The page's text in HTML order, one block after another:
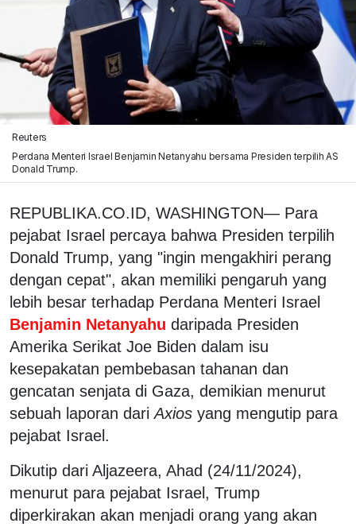
Reuters
Perdana Menteri Israel Benjamin Netanyahu bersama Presiden terpilih AS
Donald Trump.
REPUBLIKA.CO.ID, WASHINGTON— Para
pejabat Israel percaya bahwa Presiden terpilih
Donald Trump, yang "ingin mengakhiri perang
dengan cepat", akan memiliki pengaruh yang
lebih besar terhadap Perdana Menteri Israel
Benjamin Netanyahu daripada Presiden
Amerika Serikat Joe Biden dalam isu
kesepakatan pembebasan tahanan dan
gencatan senjata di Gaza, demikian menurut
sebuah laporan dariAxios yang mengutip para
pejabat Israel.
Dikutip dari Aljazeera, Ahad (24/11/2024),
menurut para pejabat Israel, Trump
diperkirakan akan menjadi orang yang akan